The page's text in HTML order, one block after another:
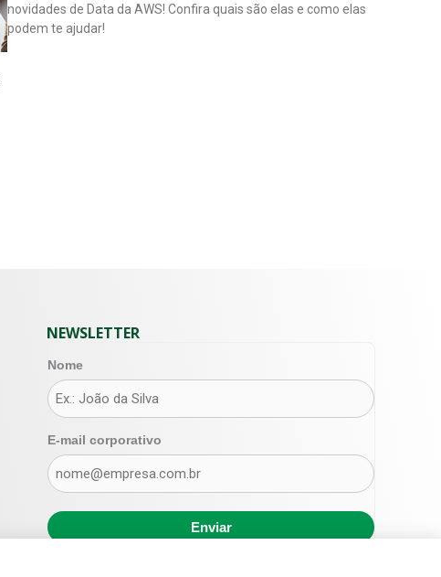
novidades de Data da AWS! Confira quais são elas e como elas
podem te ajudar!
NEWSLETTER
Nome
E-mail corporativo